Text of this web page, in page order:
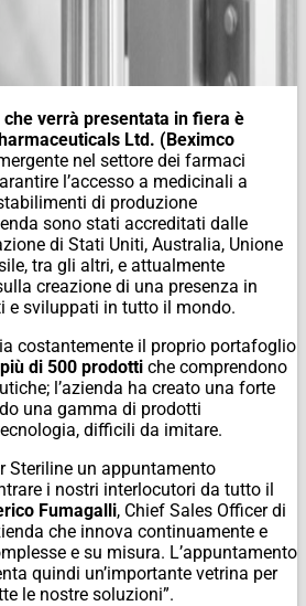
che verrà presentata in fiera è
Ltd. (Beximco
nel settore dei farmaci
l’accesso a medicinali a
di produzione
sono stati accreditati dalle
di Stati Uniti, Australia, Unione
tra gli altri, e attualmente
creazione di una presenza in
e sviluppati in tutto il mondo.
costantemente il proprio portafoglio
più di 500 prodotti che comprendono
l’azienda ha creato una forte
una gamma di prodotti
difficili da imitare.
Steriline un appuntamento
i nostri interlocutori da tutto il
Fumagalli, Chief Sales Officer di
che innova continuamente e
e su misura. L’appuntamento
quindi un’importante vetrina per
le nostre soluzioni”.